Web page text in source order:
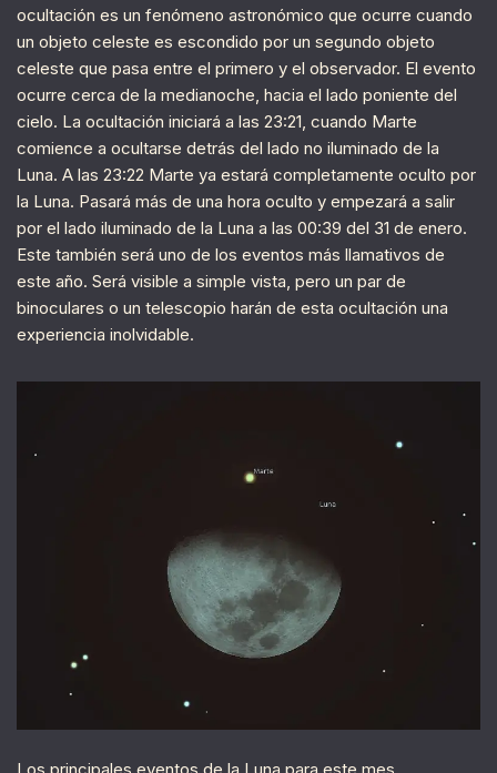
ocultación es un fenómeno astronómico que ocurre cuando
un objeto celeste es escondido por un segundo objeto
celeste que pasa entre el primero y el observador. El evento
ocurre cerca de la medianoche, hacia el lado poniente del
cielo. La ocultación iniciará a las 23:21, cuando Marte
comience a ocultarse detrás del lado no iluminado de la
Luna. A las 23:22 Marte ya estará completamente oculto por
la Luna. Pasará más de una hora oculto y empezará a salir
por el lado iluminado de la Luna a las 00:39 del 31 de enero.
Este también será uno de los eventos más llamativos de
este año. Será visible a simple vista, pero un par de
binoculares o un telescopio harán de esta ocultación una
experiencia inolvidable.